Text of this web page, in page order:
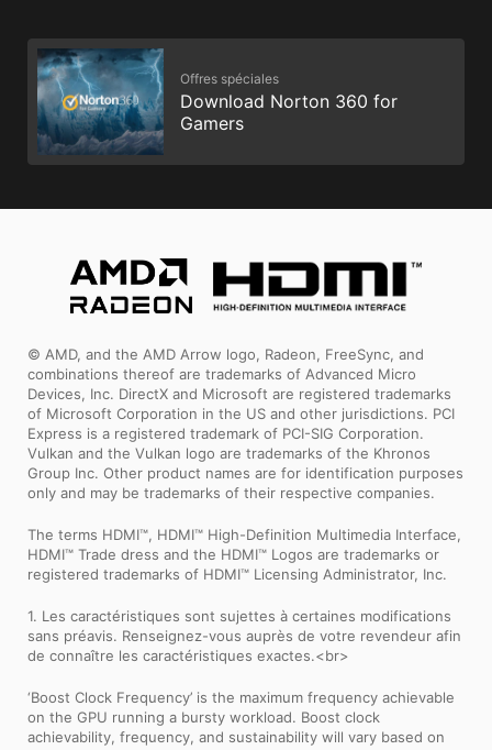
Offres spéciales
Download Norton 360 for
Gamers
© AMD, and the AMD Arrow logo, Radeon, FreeSync, and
combinations thereof are trademarks of Advanced Micro
Devices, Inc. DirectX and Microsoft are registered trademarks
of Microsoft Corporation in the US and other jurisdictions. PCI
Express is a registered trademark of PCI-SIG Corporation.
Vulkan and the Vulkan logo are trademarks of the Khronos
Group Inc. Other product names are for identification purposes
only and may be trademarks of their respective companies.
The terms HDMI™, HDMI™ High-Definition Multimedia Interface,
HDMI™ Trade dress and the HDMI™ Logos are trademarks or
registered trademarks of HDMI™ Licensing Administrator, Inc.
1. Les caractéristiques sont sujettes à certaines modifications
sans préavis. Renseignez-vous auprès de votre revendeur afin
de connaître les caractéristiques exactes.<br>
‘Boost Clock Frequency’ is the maximum frequency achievable
on the GPU running a bursty workload. Boost clock
achievability, frequency, and sustainability will vary based on